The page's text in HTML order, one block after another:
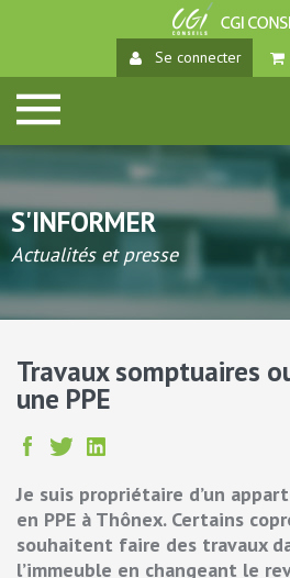
Se connecter
S'INFORMER
Actualités et presse
Travaux somptuaires
une PPE
Je suis propriétaire d’un
en PPE à Thônex. Certains
souhaitent faire des travaux
l’immeuble en changeant le